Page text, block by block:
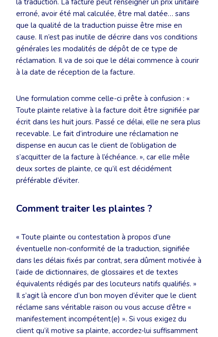
la traduction. La facture peut renseigner un prix unitaire
erroné, avoir été mal calculée, être mal datée… sans
que la qualité de la traduction puisse être mise en
cause. Il n’est pas inutile de décrire dans vos conditions
générales les modalités de dépôt de ce type de
réclamation. Il va de soi que le délai commence à courir
à la date de réception de la facture.
Une formulation comme celle-ci prête à confusion : «
Toute plainte relative à la facture doit être signifiée par
écrit dans les huit jours. Passé ce délai, elle ne sera plus
recevable. Le fait d’introduire une réclamation ne
dispense en aucun cas le client de l’obligation de
s’acquitter de la facture à l’échéance. », car elle mêle
deux sortes de plainte, ce qu’il est décidément
préférable d’éviter.
Comment traiter les plaintes ?
« Toute plainte ou contestation à propos d’une
éventuelle non-conformité de la traduction, signifiée
dans les délais fixés par contrat, sera dûment motivée à
l’aide de dictionnaires, de glossaires et de textes
équivalents rédigés par des locuteurs natifs qualifiés. »
Il s’agit là encore d’un bon moyen d’éviter que le client
réclame sans véritable raison ou vous accuse d’être «
manifestement incompétent(e) ». Si vous exigez du
client qu’il motive sa plainte, accordez-lui suffisamment